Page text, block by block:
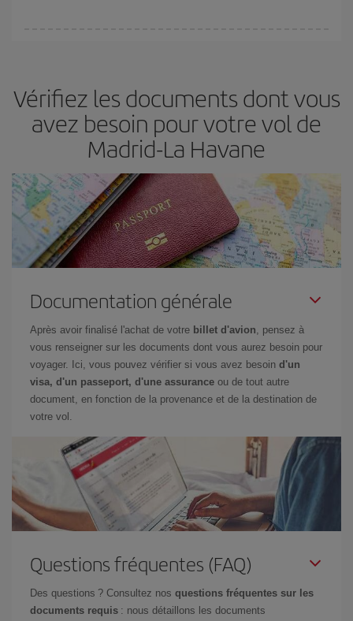
Vérifiez les documents dont vous
avez besoin pour votre vol de
Madrid-La Havane
Documentation générale
Après avoir finalisé l'achat de votre billet d'avion, pensez à
vous renseigner sur les documents dont vous aurez besoin pour
voyager. Ici, vous pouvez vérifier si vous avez besoin d'un
visa, d'un passeport, d'une assurance ou de tout autre
document, en fonction de la provenance et de la destination de
votre vol.
Questions fréquentes (FAQ)
Des questions ? Consultez nos questions fréquentes sur les
documents requis : nous détaillons les documents